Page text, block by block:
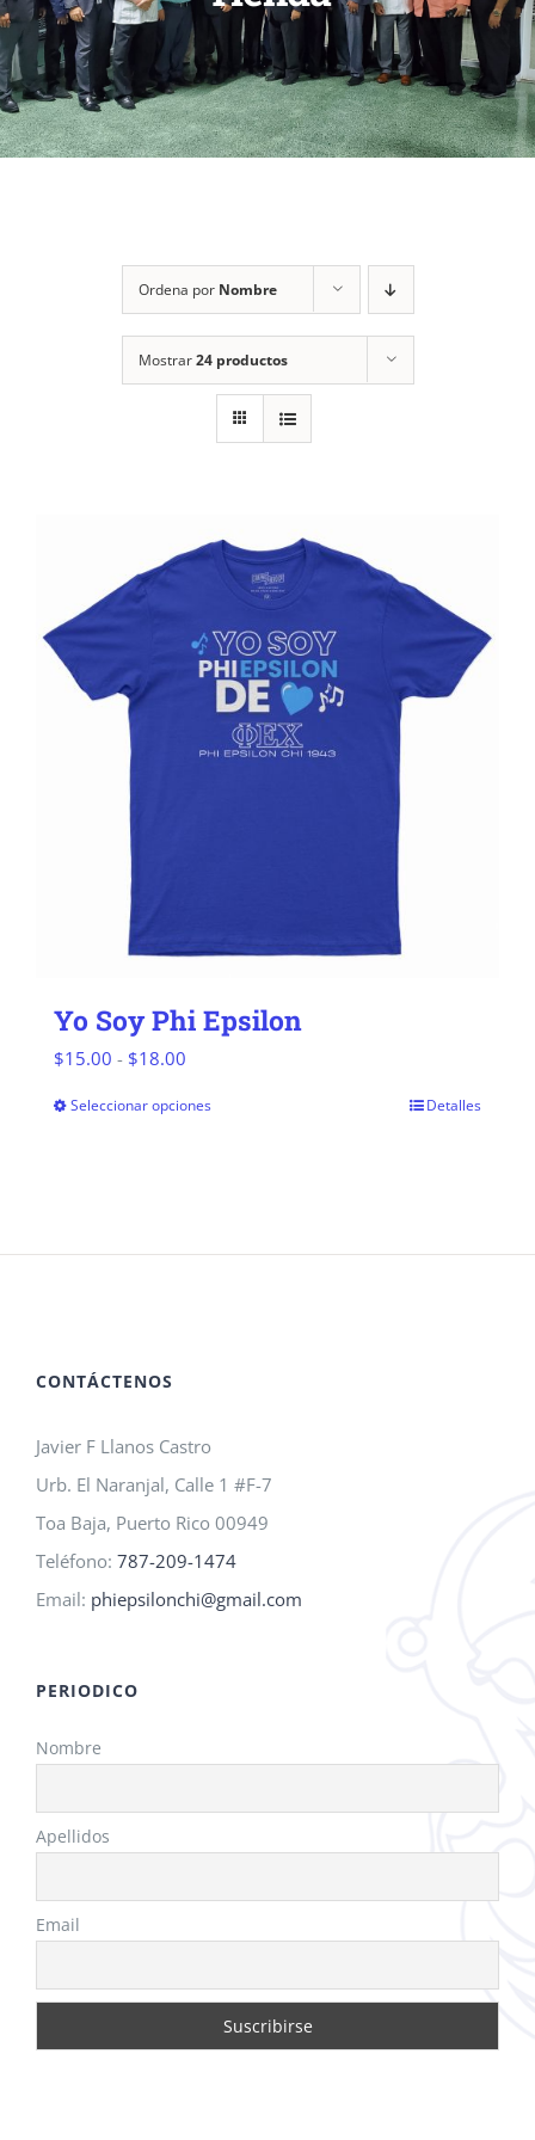
Ordena por Nombre
Mostrar24 productos
Yo Soy Phi Epsilon
$15.00 - $18.00
hasta
Seleccionar opcionesEste
en
la
página
de
Detalles
CONTÁCTENOS
Javier F Llanos Castro
Urb. El Naranjal, Calle 1 #F-7
Toa Baja, Puerto Rico 00949
Teléfono: 787-209-1474
Email: phiepsilonchi@gmail.com
PERIODICO
Nombre
Apellidos
Email